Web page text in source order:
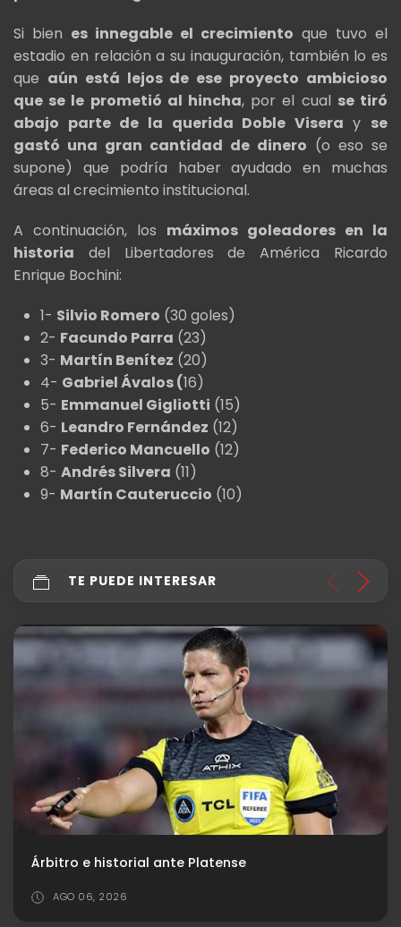
Si bien es innegable el crecimiento que tuvo el
estadio en relación a su inauguración, también lo es
que aún está lejos de ese proyecto ambicioso
que se le prometió al hincha, por el cual se tiró
abajo parte de la querida Doble Visera y se
gastó una gran cantidad de dinero (o eso se
supone) que podría haber ayudado en muchas
áreas al crecimiento institucional.
A continuación, los máximos goleadores en la
historia del Libertadores de América Ricardo
Enrique Bochini:
1- Silvio Romero (30 goles)
2- Facundo Parra (23)
3- Martín Benítez (20)
4- Gabriel Ávalos (16)
5- Emmanuel Gigliotti (15)
6- Leandro Fernández (12)
7- Federico Mancuello (12)
8- Andrés Silvera (11)
9- Martín Cauteruccio (10)
TE PUEDE INTERESAR
Rodrigo Rey: "Sentí que el penal podía ir ahí"
JUL 26, 2026